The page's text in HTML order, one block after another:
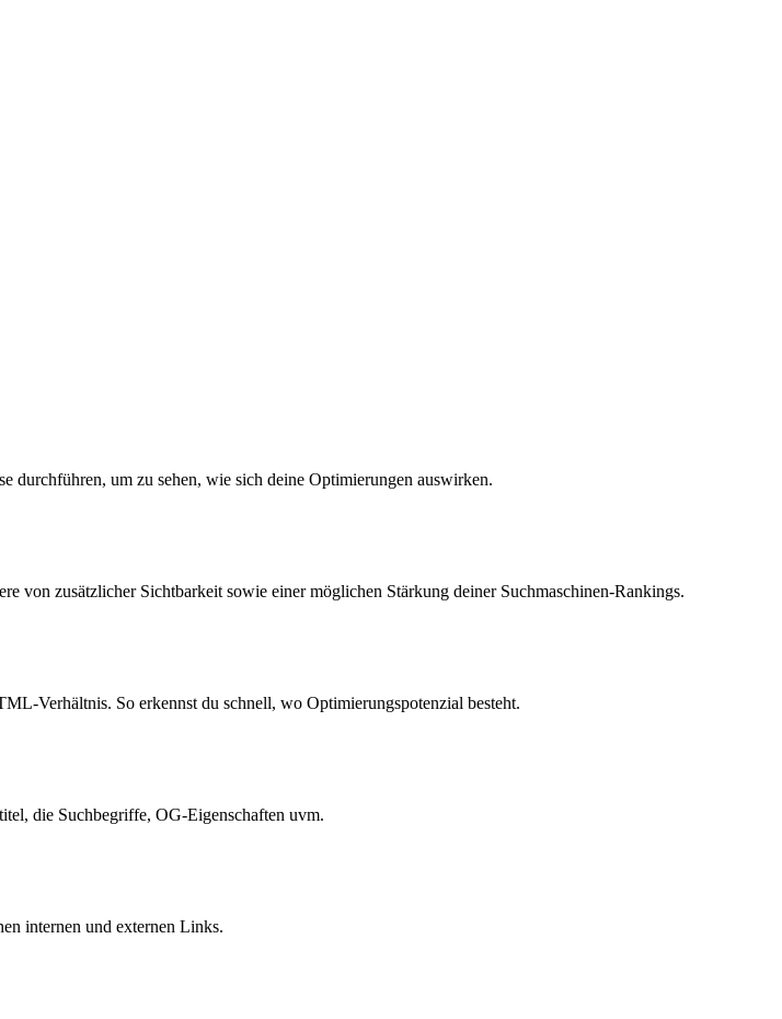
durchführen, um zu sehen, wie sich deine Optimierungen auswirken.
zusätzlicher Sichtbarkeit sowie einer möglichen Stärkung deiner Suchmaschinen-Rankings.
Verhältnis. So erkennst du schnell, wo Optimierungspotenzial besteht.
die Suchbegriffe, OG-Eigenschaften uvm.
internen und externen Links.